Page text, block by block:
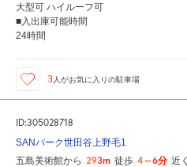
大型可 ハイルーフ可
■入出庫可能時間
24時間
3 人がお気に入りの駐車場
ID:305028718
SANパーク世田谷上野毛1
五島美術館から 293m 徒歩 4～6分 近